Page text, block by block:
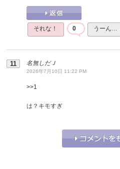
それな！ 0 うーん…
名無しだＪ
2026年7月10日 11:22 PM
>>1
は？キモすぎ
0 うーん…